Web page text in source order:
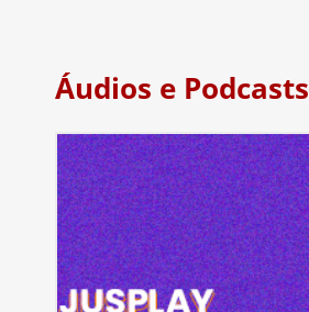
Áudios e Podcasts